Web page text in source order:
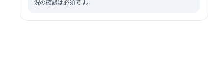
況の確認は必須です。